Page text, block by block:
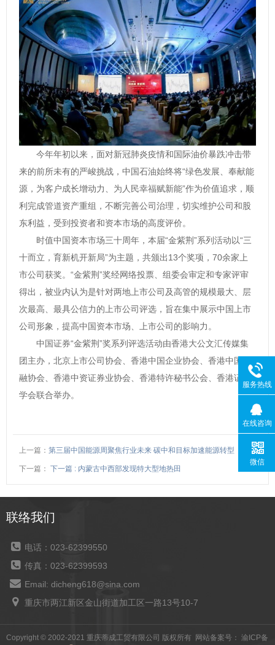
今年年初以来，面对新冠肺炎疫情和国际油价暴跌冲击带
来的前所未有的严峻挑战，中国石油始终将“绿色发展、奉献能
源，为客户成长增动力、为人民幸福赋新能”作为价值追求，顺
利完成管道资产重组，不断完善公司治理，切实维护公司和股
东利益，受到投资者和资本市场的高度评价。
时值中国资本市场三十周年，本届“金紫荆”系列活动以“三
十而立，育新机开新局”为主题，共颁出13个奖项，70余家上
市公司获奖。“金紫荆”奖经网络投票、组委会审定和专家评审
得出，被业内认为是针对两地上市公司及高管的规模最大、层
次最高、最具公信力的上市公司评选，旨在集中展示中国上市
公司形象，提高中国资本市场、上市公司的影响力。
中国证券“金紫荆”奖系列评选活动由香港大公文汇传媒集
团主办，北京上市公司协会、香港中国企业协会、香港中国金
融协会、香港中资证券业协会、香港特许秘书公会、香港证券
学会联合举办。
上一篇： 第三届中国能源周聚焦行业未来 碳中和目标加速能源转型
下一篇： 下一篇 : 内蒙古中西部发现特大型地热田
联络我们
电话：023-62399550
传真：023-62399593
Email: dicheng618@sina.com
重庆市两江新区金山街道加工区一路13号10-7
Copyright © 2002-2021 重庆蒂成工贸有限公司 版权所有 网站备案号： 渝ICP备
服务热线
在线咨询
微信